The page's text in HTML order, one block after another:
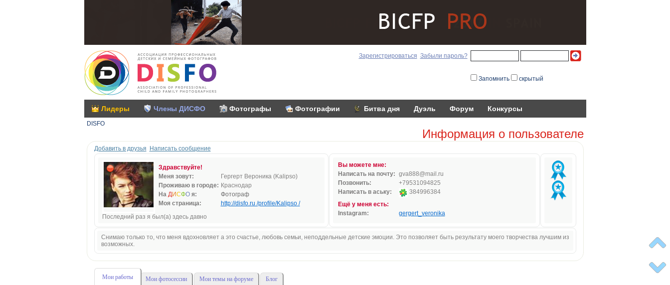
Зарегистрироваться Забыли пароль?
Запомнить скрытый
Лидеры Члены ДИСФО Фотографы Фотографии Битва дня Дуэль Форум Конкурсы
DISFO
Информация о пользователе
Добавить в друзья Написать сообщение
Здравствуйте!
Меня зовут:
Гергерт Вероника (Kalipso)
Проживаю в городе: Краснодар
На ДИСФОя:
Фотограф
Моя страница:
http://disfo.ru /profile/Kalipso /
Последний раз я был(а) здесь давно
Вы можете мне:
Написать на почту: gva888@mail.ru
Позвонить:
+79531094825
Написать в аську:
384996384
Ещё у меня есть:
Instagram:
gergert_veronika
Снимаю только то, что меня вдохновляет а это счастье, любовь семьи, неподдельные детские эмоции. Это позволяет быть результату моего творчества лучшим из
возможных.
Мои работы Мои фотосессии Мои темы на форуме Блог